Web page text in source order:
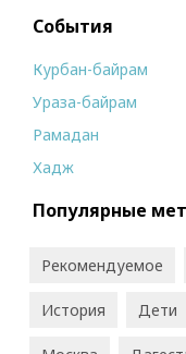
События
Курбан-байрам
Ураза-байрам
Рамадан
Хадж
Популярные
Рекомендуемое
История Дети